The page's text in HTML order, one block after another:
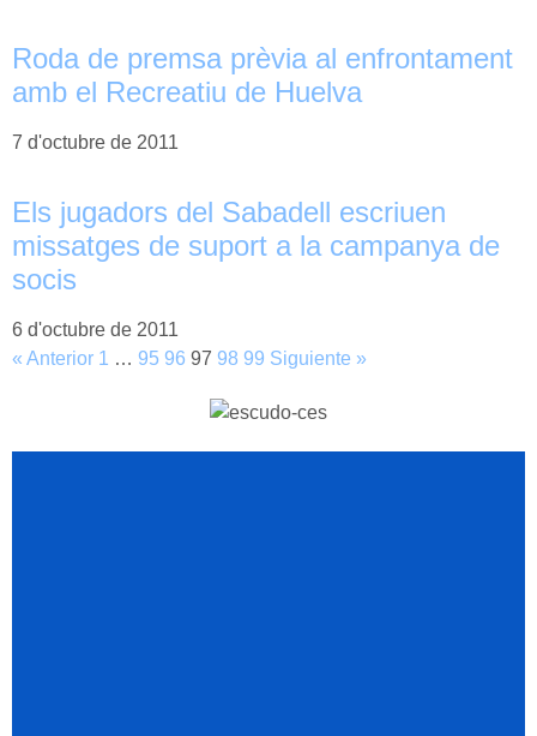
Roda de premsa prèvia al enfrontament
amb el Recreatiu de Huelva
7 d'octubre de 2011
Els jugadors del Sabadell escriuen
missatges de suport a la campanya de
socis
6 d'octubre de 2011
« Anterior 1 … 95 96 97 98 99 Siguiente »